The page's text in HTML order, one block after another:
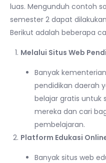
luas. Mengunduh contoh
semester 2 dapat
Berikut adalah beberapa
Melalui Situs Web
Banyak
pendidikan daerah
belajar gratis untuk
mereka dan cari
pembelajaran.
Platform Edukasi
Banyak situs web